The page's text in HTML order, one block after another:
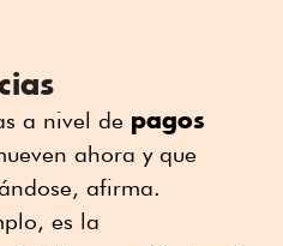
a nivel de pagos
ahora y que
afirma.
es la